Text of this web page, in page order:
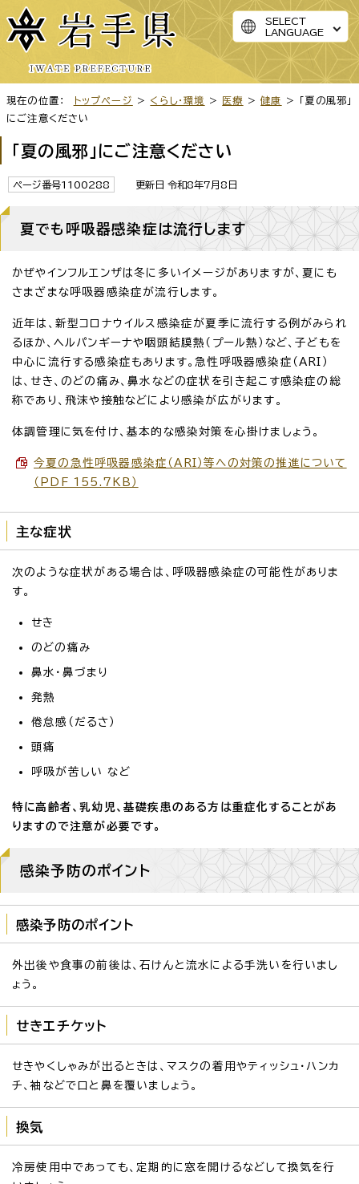
SELECT
LANGUAGE
現在の位置： トップページ > くらし・環境 > 医療 >健康
> 「夏の風邪」
にご注意ください
「夏の風邪」にご注意ください
ページ番号1100288 更新日 令和8年7月8日
夏でも呼吸器感染症は流行します
かぜやインフルエンザは冬に多いイメージがありますが、夏にも
さまざまな呼吸器感染症が流行します。
近年は、新型コロナウイルス感染症が夏季に流行する例がみられ
るほか、ヘルパンギーナや咽頭結膜熱（プール熱）など、子どもを
中心に流行する感染症もあります。急性呼吸器感染症（ARI）
は、せき、のどの痛み、鼻水などの症状を引き起こす感染症の総
称であり、飛沫や接触などにより感染が広がります。
体調管理に気を付け、基本的な感染対策を心掛けましょう。
今夏の急性呼吸器感染症（ARI）等への対策の推進について
（PDF 155.7KB）
主な症状
次のような症状がある場合は、呼吸器感染症の可能性がありま
す。
せき
のどの痛み
鼻水・鼻づまり
発熱
倦怠感（だるさ）
頭痛
呼吸が苦しい など
特に高齢者、乳幼児、基礎疾患のある方は重症化することがあ
りますので注意が必要です。
感染予防のポイント
感染予防のポイント
外出後や食事の前後は、石けんと流水による手洗いを行いまし
ょう。
せきエチケット
せきやくしゃみが出るときは、マスクの着用やティッシュ・ハンカ
チ、袖などで口と鼻を覆いましょう。
換気
冷房使用中であっても、定期的に窓を開けるなどして換気を行